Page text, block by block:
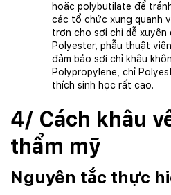
hoặc polybutilate để
các tổ chức xung quanh
trơn cho sợi chỉ dễ
Polyester, phẫu thuật
đảm bảo sợi chỉ khâu
Polypropylene, chỉ
thích sinh học rất cao.
4/ Cách khâu
thẩm mỹ
Nguyên tắc thực